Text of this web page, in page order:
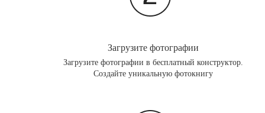
Загрузите фотографии
Загрузите фотографии в бесплатный конструктор.
Создайте уникальную фотокнигу